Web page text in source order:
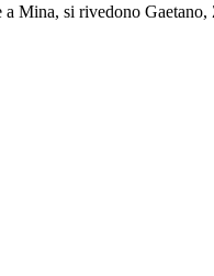
Mina, si rivedono Gaetano,